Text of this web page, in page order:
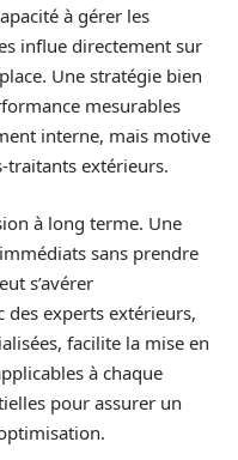
à gérer les
influe directement sur
Une stratégie bien
mesurables
interne, mais motive
traitants extérieurs.
à long terme. Une
sans prendre
s’avérer
experts extérieurs,
facilite la mise en
à chaque
pour assurer un